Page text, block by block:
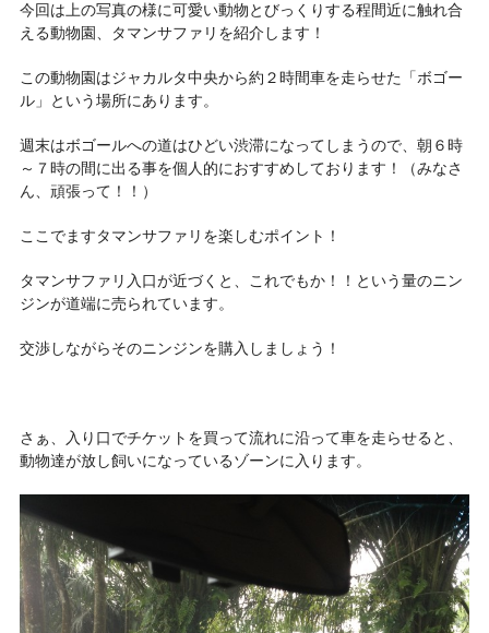
今回は上の写真の様に可愛い動物とびっくりする程間近に触れ合
える動物園、
タマンサファリ を紹介します！
この動物園はジャカルタ中央から約２時間車を走らせた「ボゴー
ル」という場所にあります。
週末はボゴールへの道はひどい渋滞になってしまうので、朝６時
～７時の間に出る事を個人的におすすめしております！（みなさ
ん、頑張って！！）
ここでますタマンサファリを楽しむポイント！
タマンサファリ入口が近づくと、これでもか！！という量のニン
ジンが道端に売られています。
交渉しながらそのニンジンを購入しましょう！
さぁ、入り口でチケットを買って流れに沿って車を走らせると、
動物達が放し飼いになっているゾーンに入ります。